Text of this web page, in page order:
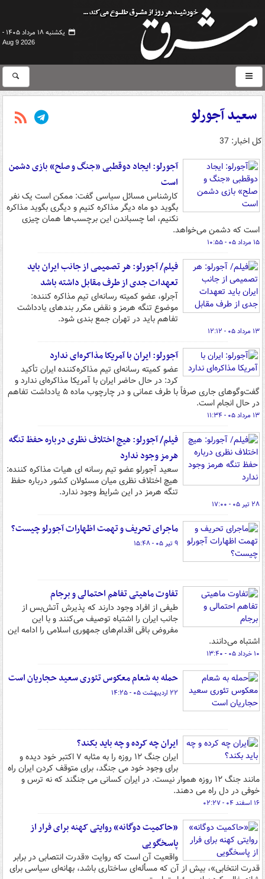
یکشنبه ۱۸ مرداد ۱۴۰۵ -
Aug 9 2026
سعید آجورلو
کل اخبار: 37
آجورلو: ایجاد دوقطبی «جنگ و صلح‌» بازی دشمن
است
کارشناس مسائل سیاسی گفت: ممکن است یک نفر
بگوید دو ماه دیگر مذاکره کنیم و دیگری بگوید مذاکره
نکنیم، اما چسباندن این برچسب‌ها همان چیزی
است که دشمن می‌خواهد.
۱۵ مرداد ۰۵ - ۱۰:۵۵
فیلم/ آجورلو: هر تصمیمی از جانب ایران باید
تعهدات جدی از طرف مقابل داشته باشد
آجرلو، عضو کمیته رسانه‌ای تیم مذاکره کننده:
موضوع تنگه هرمز و نقض مکرر بندهای یادداشت
تفاهم باید در تهران جمع بندی شود.
۱۳ مرداد ۰۵ - ۱۲:۱۲
آجورلو: ایران با آمریکا مذاکره‌ای ندارد
عضو کمیته رسانه‌ای تیم مذاکره‌کننده ایران تأکید
کرد: در حال حاضر ایران با آمریکا مذاکره‌ای ندارد و
گفت‌وگوهای جاری صرفاً با طرف عمانی و در چارچوب ماده ۵ یادداشت تفاهم
در حال انجام است.
۱۳ مرداد ۰۵ - ۱۱:۳۴
فیلم/ آجورلو: هیچ اختلاف نظری درباره حفظ تنگه
هرمز وجود ندارد
سعید آجورلو عضو تیم رسانه ای هیات مذاکره کننده:
هیچ اختلاف نظری میان مسئولان کشور درباره حفظ
تنگه هرمز در این شرایط وجود ندارد.
۲۸ تیر ۰۵ - ۱۷:۰۰
ماجرای تحریف و تهمت اظهارات آجورلو چیست؟
۹ تیر ۰۵ - ۱۵:۴۸
تفاوت ماهیتی تفاهم احتمالی و برجام
طیفی از افراد وجود دارند که پذیرش آتش‌بس از
جانب ایران را اشتباه توصیف می‌کنند و با این
مفروض باقی اقدام‌های جمهوری اسلامی را ادامه این
اشتباه می‌دانند.
۱۰ خرداد ۰۵ - ۱۳:۴۰
حمله به شعام معکوس تئوری سعید حجاریان است
۲۲ اردیبهشت ۰۵ - ۱۴:۲۵
ایران چه کرده و چه باید بکند؟
ایران جنگ ۱۲ روزه را به مثابه ۷ اکتبر خود دیده و
برای وجود خود می جنگد، برای متوقف کردن ایران راه
مانند جنگ ۱۲ روزه هموار نیست. در ایران کسانی می جنگند که نه ترس و
خوفی در دل راه می دهند.
۱۶ اسفند ۰۴ - ۰۲:۲۷
«حاکمیت دوگانه» روایتی کهنه برای فرار از
پاسخگویی
واقعیت آن است که روایت «قدرت انتصابی در برابر
قدرت انتخابی»، بیش از آن‌ که مسأله‌ای ساختاری باشد، بهانه‌ای سیاسی برای